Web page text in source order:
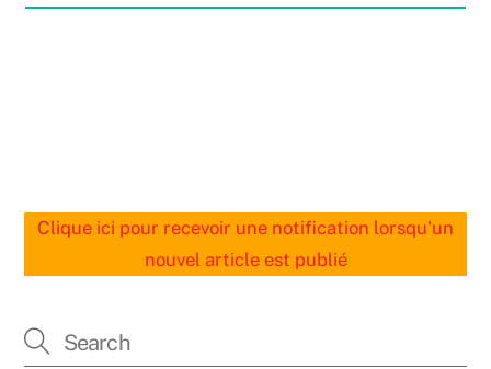
Clique ici pour recevoir une notification lorsqu'un
nouvel article est publié